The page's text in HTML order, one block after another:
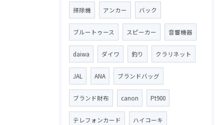
掃除機 アンカー バック
ブルートゥース スピーカー 音響機器
daiwa ダイワ 釣り クラリネット
JAL ANA ブランドバッグ
ブランド財布 canon Pt900
テレフォンカード ハイコーキ